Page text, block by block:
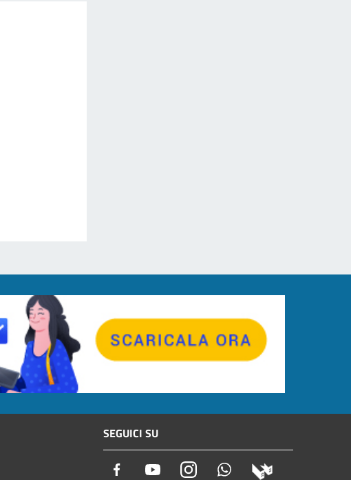
SEGUICI SU
Facebook YoutubeInstagramWhatsapp